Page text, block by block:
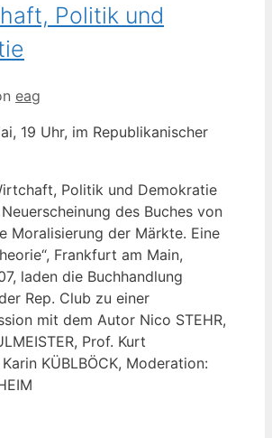
Politik und
eag
19 Uhr, im Republikanischer
Politik und Demokratie
des Buches von
Moralisierung der Märkte. Eine
Frankfurt am Main,
laden die Buchhandlung
Rep. Club zu einer
mit dem Autor Nico STEHR,
Prof. Kurt
Karin KÜBLBÖCK, Moderation: